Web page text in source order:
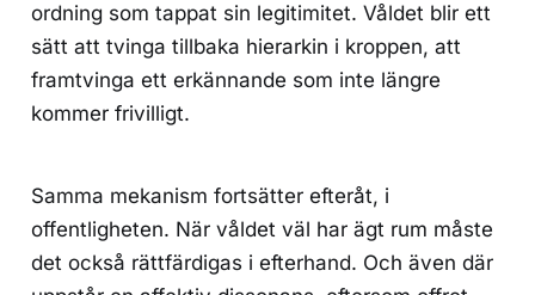
ordning som tappat sin legitimitet. Våldet blir ett
sätt att tvinga tillbaka hierarkin i kroppen, att
framtvinga ett erkännande som inte längre
kommer frivilligt.
Samma mekanism fortsätter efteråt, i
offentligheten. När våldet väl har ägt rum måste
det också rättfärdigas i efterhand. Och även där